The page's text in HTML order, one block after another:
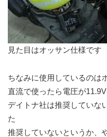
見た目はオッサン仕様です
ちなみに使用しているのは
直流で使ったら電圧が
デイトナ社は推奨していな
た
推奨していないというか、